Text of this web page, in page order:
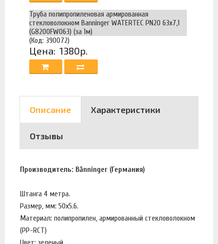
Труба полипропиленовая армированная
стекловолокном Banninger WATERTEC PN20 63х7,1
(G8200FW063) (за 1м)
(Код: 390072)
Цена: 1380р.
Описание Характеристики
Отзывы
Производитель: Bänninger (Германия)
Штанга 4 метра.
Размер, мм: 50х5.6.
Материал: полипропилен, армированный стекловолокном
(PP-RCT)